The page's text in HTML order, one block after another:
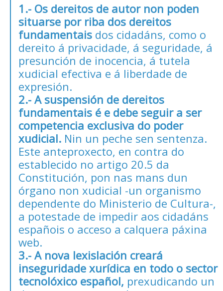
1.- Os dereitos de autor non poden
situarse por riba dos dereitos
fundamentais dos cidadáns, como o
dereito á privacidade, á seguridade, á
presunción de inocencia, á tutela
xudicial efectiva e á liberdade de
expresión.
2.- A suspensión de dereitos
fundamentais é e debe seguir a ser
competencia exclusiva do poder
xudicial. Nin un peche sen sentenza.
Este anteproxecto, en contra do
establecido no artigo 20.5 da
Constitución, pon nas mans dun
órgano non xudicial -un organismo
dependente do Ministerio de Cultura-,
a potestade de impedir aos cidadáns
españois o acceso a calquera páxina
web.
3.- A nova lexislación creará
inseguridade xurídica en todo o sector
tecnolóxico español, prexudicando un